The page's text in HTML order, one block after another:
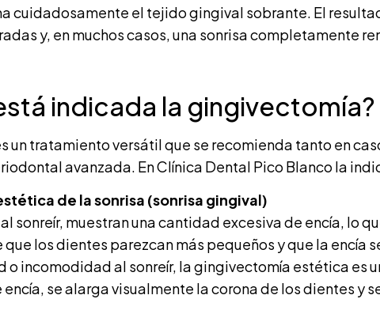
cuidadosamente el tejido gingival sobrante. El
y, en muchos casos, una sonrisa completamente
indicada la gingivectomía?
un tratamiento versátil que se recomienda tanto en
avanzada. En Clínica Dental Pico Blanco la
de la sonrisa (sonrisa gingival)
sonreír, muestran una cantidad excesiva de encía, lo
que los dientes parezcan más pequeños y que la encía
o incomodidad al sonreír, la gingivectomía estética es
encía, se alarga visualmente la corona de los dientes y